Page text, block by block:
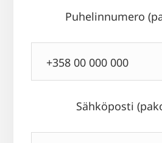
Puhelinnumero
Sähköposti